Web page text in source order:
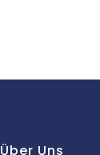
Über Uns